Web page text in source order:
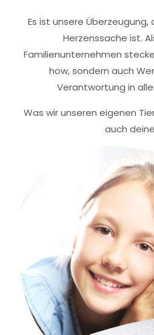
Es ist unsere
Herzenssache ist.
Familienunternehmen
how, sondern auch
Verantwortung in
Was wir unseren eigenen
auch